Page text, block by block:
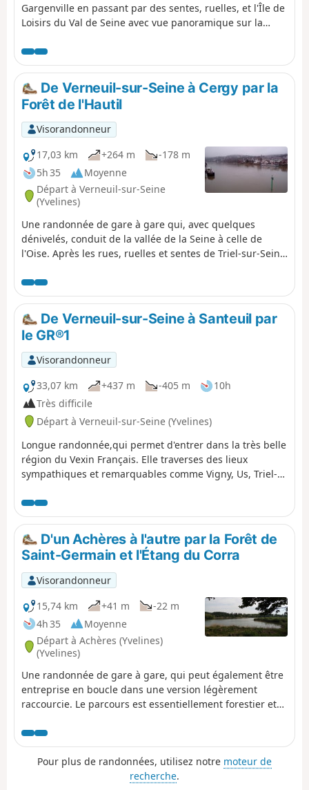
Gargenville en passant par des sentes, ruelles, et l'Île de
Loisirs du Val de Seine avec vue panoramique sur la
sur ce parcours.
De Verneuil-sur-Seine à Cergy par la
Forêt de l'Hautil
Visorandonneur
17,03 km
+264 m
-178 m
5h 35
Moyenne
Départ à Verneuil-sur-Seine
(Yvelines)
Une randonnée de gare à gare qui, avec quelques
dénivelés, conduit de la vallée de la Seine à celle de
l'Oise. Après les rues, ruelles et sentes de Triel-sur-Seine
agréable la Forêt de l'Hautil. Trois belles églises et deux
beaux corps de ferme sont à découvrir en chemin.
De Verneuil-sur-Seine à Santeuil par
le GR®1
Visorandonneur
33,07 km
+437 m -405 m
10h
Très difficile
Départ à Verneuil-sur-Seine (Yvelines)
Longue randonnée,qui permet d'entrer dans la très belle
région du Vexin Français. Elle traverses des lieux
sympathiques et remarquables comme Vigny, Us, Triel-
leurs châteaux, tous aussi remarquables les uns que les
autres, dont le Château de Vigny et le Château de
Villette. L'essentiel de la randonnée se fait en plaine avec
de larges panoramas. Seul les 10 premiers kilomètres
alternent entre les habitations et la forêt.
D'un Achères à l'autre par la Forêt de
Saint-Germain et l'Étang du Corra
Visorandonneur
15,74 km
+41 m
-22 m
4h 35
Moyenne
Départ à Achères (Yvelines)
(Yvelines)
Une randonnée de gare à gare, qui peut également être
entreprise en boucle dans une version légèrement
raccourcie. Le parcours est essentiellement forestier et
courus dans les sous-bois. L'Étang du Corra, qui est un
site protégé, offre un intermède avec de beaux points de
vue et la possibilité d'observer de nombreux oiseaux.
Pour plus de randonnées, utilisez notre moteur de
recherche.